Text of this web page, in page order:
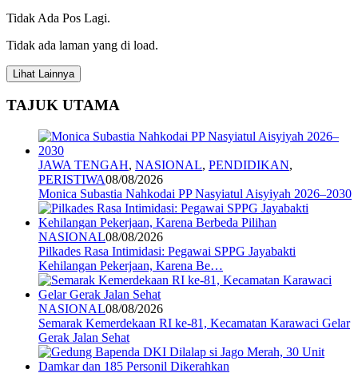
Share
Tidak Ada Pos Lagi.
Tidak ada laman yang di load.
Lihat Lainnya
TAJUK UTAMA
JAWA TENGAH, NASIONAL, PENDIDIKAN,
PERISTIWA08/08/2026
Monica Subastia Nahkodai PP Nasyiatul Aisyiyah 2026–2030
NASIONAL08/08/2026
Pilkades Rasa Intimidasi: Pegawai SPPG Jayabakti
Kehilangan Pekerjaan, Karena Be…
NASIONAL08/08/2026
Semarak Kemerdekaan RI ke-81, Kecamatan Karawaci Gelar
Gerak Jalan Sehat